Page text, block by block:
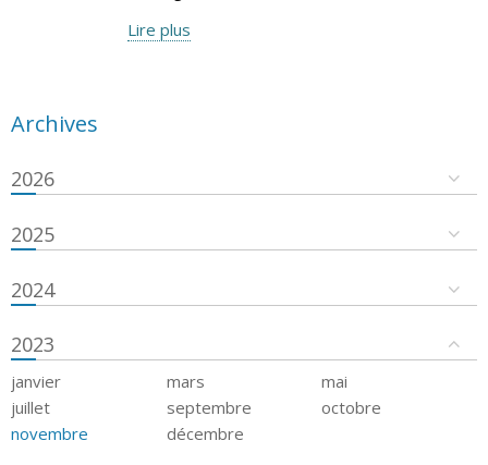
Lire plus
Archives
2026
2025
2024
2023
janvier mars
mai
juillet
septembre
octobre
novembre
décembre